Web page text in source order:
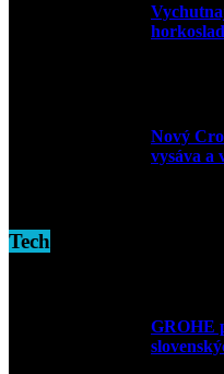
Nový
vysáva a
Tech
GROHE